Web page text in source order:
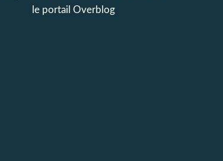
le portail Overblog